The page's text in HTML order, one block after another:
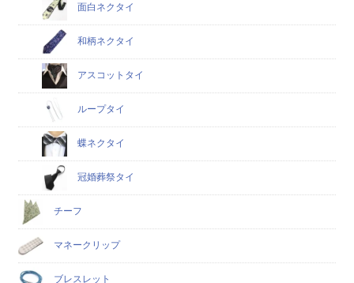
面白ネクタイ
和柄ネクタイ
アスコットタイ
ループタイ
蝶ネクタイ
冠婚葬祭タイ
チーフ
マネークリップ
ブレスレット